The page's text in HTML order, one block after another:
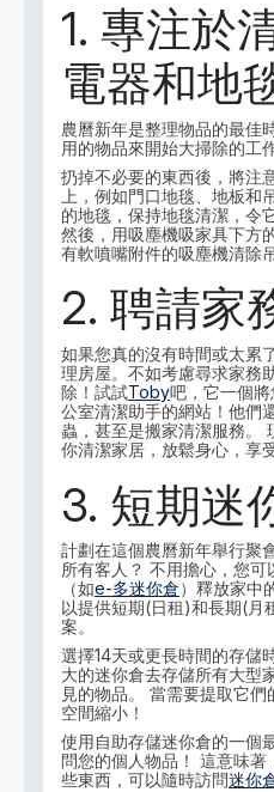
1. 專注於
電器和地
農曆新年是整理物品的最佳
用的物品來開始大掃除的工
扔掉不必要的東西後，將注
上，例如門口地毯、地板和
的地毯，保持地毯清潔，令
然後，用吸塵機吸家具下方
有軟噴嘴附件的吸塵機清除
2. 聘請家
如果您真的沒有時間或太累
理房屋。不如考慮尋求家務
除！試試Toby吧，它一個
公室清潔助手的網站！他們
蟲，甚至是搬家清潔服務。
你清潔家居，放鬆身心，享
3. 短期迷
計劃在這個農曆新年舉行聚
所有客人？ 不用擔心，您
（如e-多迷你倉）釋放家中
以提供短期(日租)和長期(月
案。
選擇14天或更長時間的存儲
大的迷你倉去存儲所有大型
見的物品。 當需要提取它
空間縮小！
使用自助存儲迷你倉的一個
問您的個人物品！ 這意味
些東西，可以隨時訪問迷你